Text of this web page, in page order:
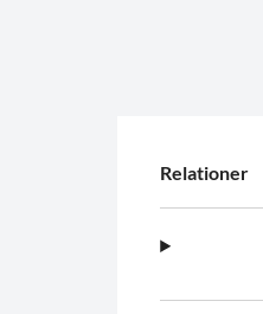
Relationer